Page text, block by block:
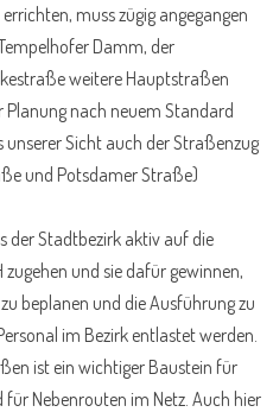
muss zügig angegangen
Damm, der
weitere Hauptstraßen
nach neuem Standard
Sicht auch der Straßenzug
und Potsdamer Straße)
der Stadtbezirk aktiv auf die
und sie dafür gewinnen,
beplanen und die Ausführung zu
im Bezirk entlastet werden.
ist ein wichtiger Baustein für
Nebenrouten im Netz. Auch hier